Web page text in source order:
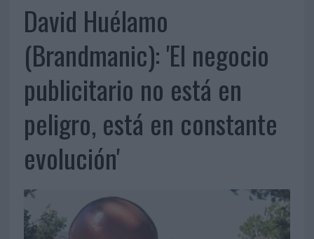
David Huélamo
(Brandmanic): 'El negocio
publicitario no está en
peligro, está en constante
evolución'